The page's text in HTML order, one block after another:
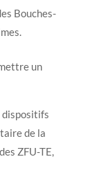
Bouches-
un
dispositifs
de la
ZFU-TE,